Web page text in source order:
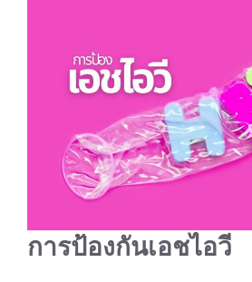
การป้องกันเอชไอวี